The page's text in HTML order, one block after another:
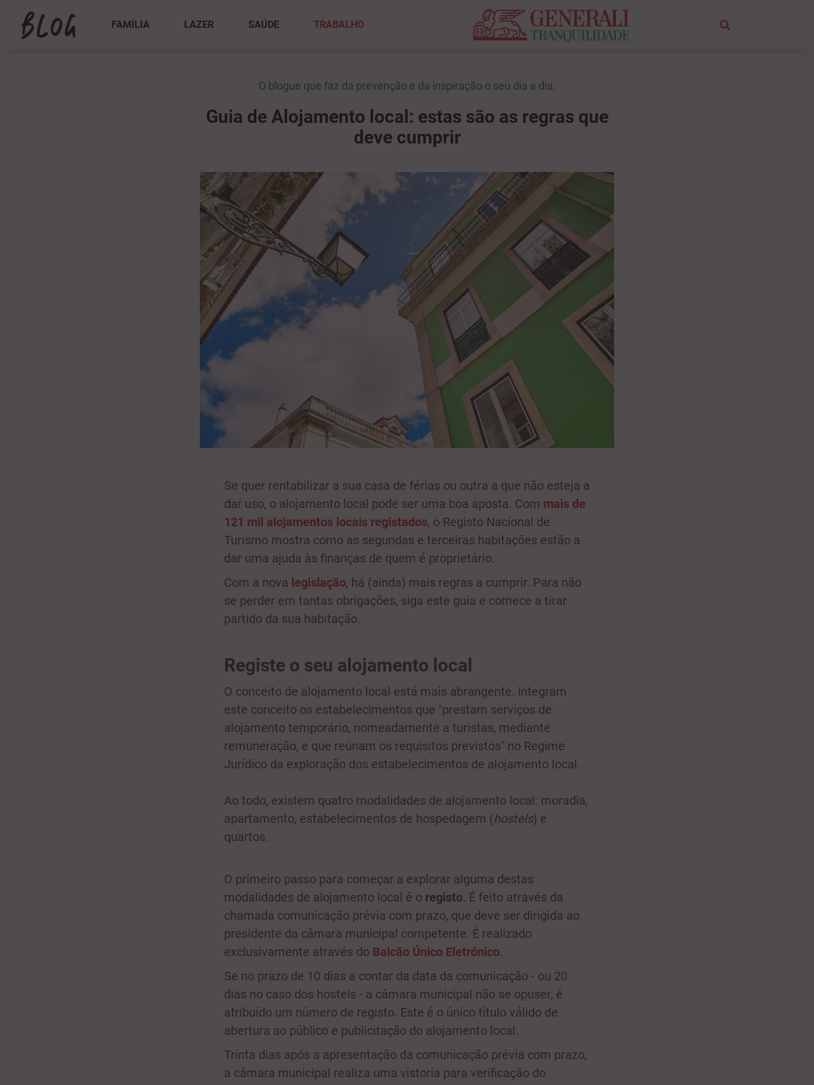
FAMÍLIA LAZER SAÚDE TRABALHO
O blogue que faz da prevenção e da inspiração o seu dia a dia.
Guia de Alojamento local: estas são as regras que
deve cumprir
Se quer rentabilizar a sua casa de férias ou outra a que não esteja a
dar uso, o alojamento local pode ser uma boa aposta. Com mais de
121 mil alojamentos locais registados, o Registo Nacional de
Turismo mostra como as segundas e terceiras habitações estão a
dar uma ajuda às finanças de quem é proprietário.
Com a nova legislação, há (ainda) mais regras a cumprir. Para não
se perder em tantas obrigações, siga este guia e comece a tirar
partido da sua habitação.
Registe o seu alojamento local
O conceito de alojamento local está mais abrangente. Integram
este conceito os estabelecimentos que "prestam serviços de
alojamento temporário, nomeadamente a turistas, mediante
remuneração, e que reúnam os requisitos previstos" no Regime
Jurídico da exploração dos estabelecimentos de alojamento local.
Ao todo, existem quatro modalidades de alojamento local: moradia,
apartamento, estabelecimentos de hospedagem (hostels) e
quartos.
O primeiro passo para começar a explorar alguma destas
modalidades de alojamento local é o registo. É feito através da
chamada comunicação prévia com prazo, que deve ser dirigida ao
presidente da câmara municipal competente. É realizado
exclusivamente através do Balcão Único Eletrónico.
Se no prazo de 10 dias a contar da data da comunicação - ou 20
dias no caso dos hostels - a câmara municipal não se opuser, é
atribuído um número de registo. Este é o único título válido de
abertura ao público e publicitação do alojamento local.
Trinta dias após a apresentação da comunicação prévia com prazo,
a câmara municipal realiza uma vistoria para verificação do